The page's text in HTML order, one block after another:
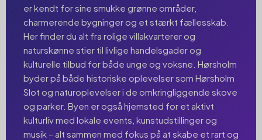
er kendt for sine smukke grønne områder,
charmerende bygninger og et stærkt fællesskab.
Her finder du alt fra rolige villakvarterer og
naturskønne stier til livlige handelsgader og
kulturelle tilbud for både unge og voksne. Hørsholm
byder på både historiske oplevelser som Hørsholm
Slot og naturoplevelser i de omkringliggende skove
og parker. Byen er også hjemsted for et aktivt
kulturliv med lokale events, kunstudstillinger og
musik – alt sammen med fokus på at skabe et rart og